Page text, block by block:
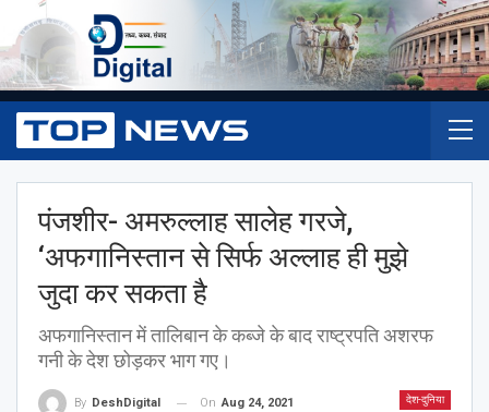
पंजशीर- अमरुल्लाह सालेह गरजे,
‘अफगानिस्तान से सिर्फ अल्लाह ही मुझे
जुदा कर सकता है
अफगानिस्तान में तालिबान के कब्जे के बाद राष्ट्रपति अशरफ
गनी के देश छोड़कर भाग गए।
देश-दुनिया
By DeshDigital On Aug 24, 2021